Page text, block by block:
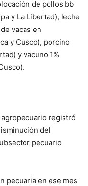
de pollos bb
y La Libertad), leche
vacas en
y Cusco), porcino
y vacuno 1%
registró
del
pecuario
pecuaria en ese mes